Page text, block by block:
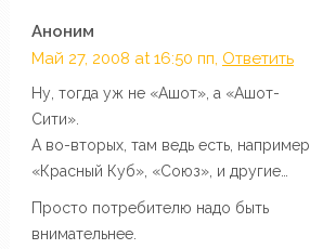
Аноним
Май 27, 2008 at 16:50 пп, Ответить
Ну, тогда уж не «Ашот», а «Ашот-
Сити».
А во-вторых, там ведь есть, например,
«Красный Куб», «Союз», и другие…
Просто потребителю надо быть
внимательнее.